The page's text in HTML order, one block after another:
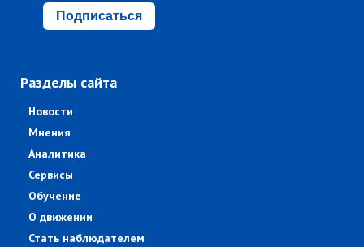
Подписаться
Разделы сайта
Новости
Мнения
Аналитика
Сервисы
Обучение
О движении
Стать наблюдателем